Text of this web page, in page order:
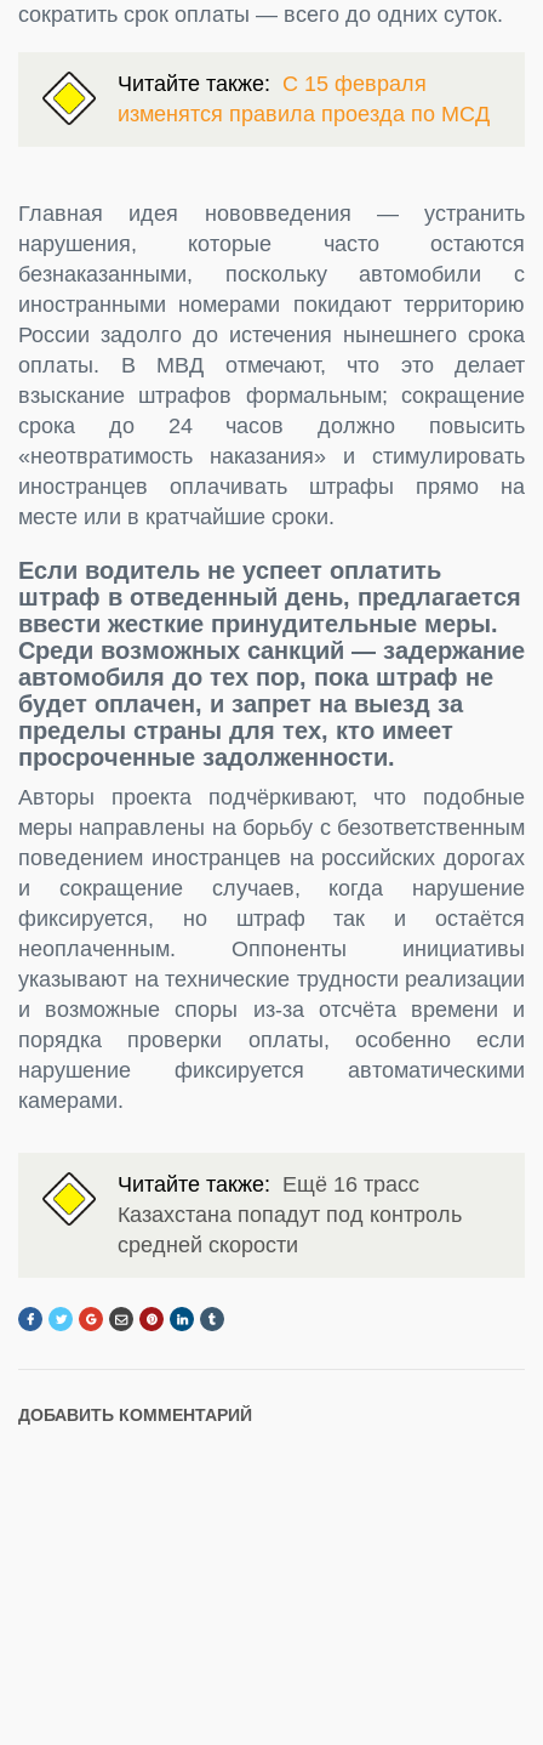
сократить срок оплаты — всего до одних суток.
Читайте также: С 15 февраля
изменятся правила проезда по МСД
Главная идея нововведения — устранить
нарушения, которые часто остаются
безнаказанными, поскольку автомобили с
иностранными номерами покидают территорию
России задолго до истечения нынешнего срока
оплаты. В МВД отмечают, что это делает
взыскание штрафов формальным; сокращение
срока до 24 часов должно повысить
«неотвратимость наказания» и стимулировать
иностранцев оплачивать штрафы прямо на
месте или в кратчайшие сроки.
Если водитель не успеет оплатить
штраф в отведенный день, предлагается
ввести жесткие принудительные меры.
Среди возможных санкций — задержание
автомобиля до тех пор, пока штраф не
будет оплачен, и запрет на выезд за
пределы страны для тех, кто имеет
просроченные задолженности.
Авторы проекта подчёркивают, что подобные
меры направлены на борьбу с безответственным
поведением иностранцев на российских дорогах
и сокращение случаев, когда нарушение
фиксируется, но штраф так и остаётся
неоплаченным. Оппоненты инициативы
указывают на технические трудности реализации
и возможные споры из-за отсчёта времени и
порядка проверки оплаты, особенно если
нарушение фиксируется автоматическими
камерами.
Читайте также: Ещё 16 трасс
Казахстана попадут под контроль
средней скорости
ДОБАВИТЬ КОММЕНТАРИЙ